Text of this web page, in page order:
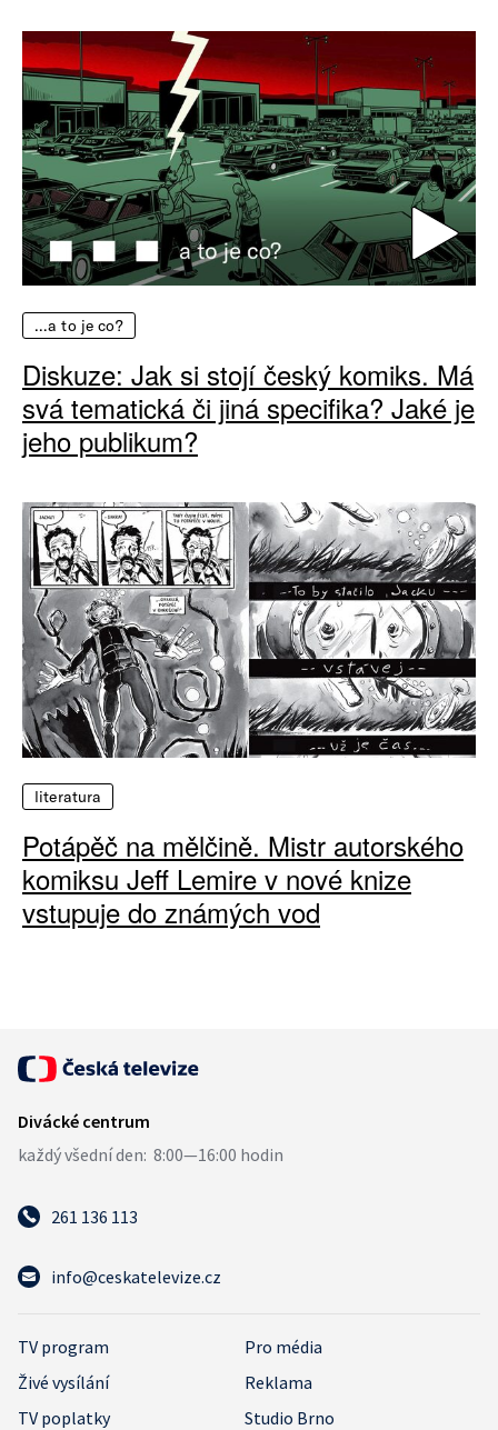
…a to je co?
Diskuze: Jak si stojí český komiks. Má
svá tematická či jiná specifika? Jaké je
jeho publikum?
literatura
Potápěč na mělčině. Mistr autorského
komiksu Jeff Lemire v nové knize
vstupuje do známých vod
261 136 113
info@ceskatelevize.cz
TV program
Pro média
Živé vysílání
Reklama
TV poplatky
Studio Brno